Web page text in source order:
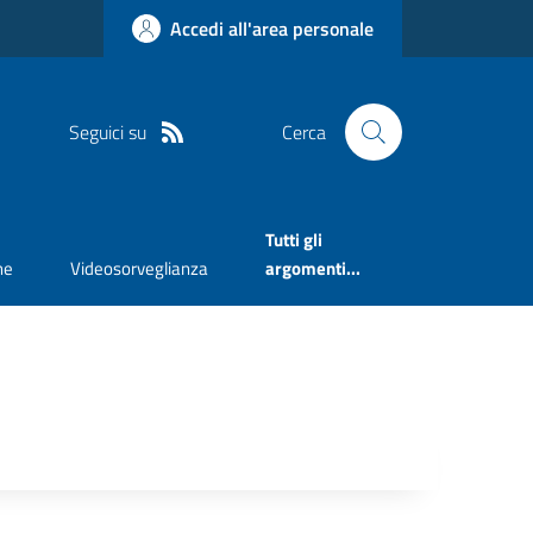
Accedi all'area personale
Seguici su Cerca
Videosorveglianza
Tutti gli
argomenti...